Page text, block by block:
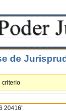
de
criterio